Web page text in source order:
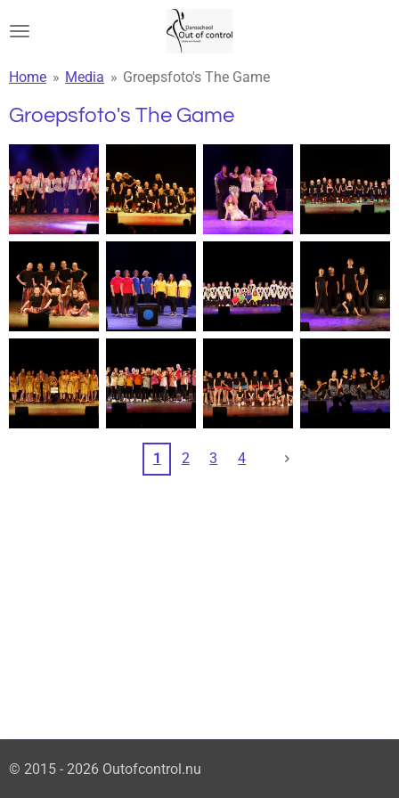
direct
de
hoofdinhoud
Home » Media » Groepsfoto's The Game
Groepsfoto's The Game
1 2 3 4
© 2015 - 2026 Outofcontrol.nu